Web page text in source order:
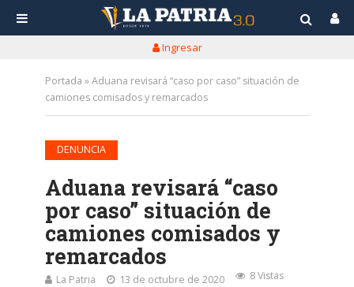
Ingresar
Portada »Aduana revisará “caso por caso” situación de
camiones comisados y remarcados
DENUNCIA
Aduana revisará “caso
por caso” situación de
camiones comisados y
remarcados
La Patria 13 de octubre de 2020 8 Vistas